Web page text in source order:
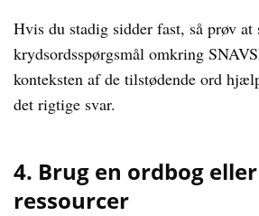
Hvis du stadig sidder fast, så prøv at
krydsordsspørgsmål omkring
konteksten af de tilstødende ord
det rigtige svar.
4. Brug en ordbog
ressourcer